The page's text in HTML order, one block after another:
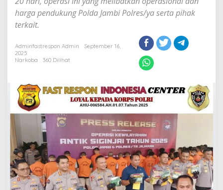
Tercapai
100
247
Orang
harga pendukung Polda Jambi Polres/ya serta pihak
terkait.
Adminfastrespon Admin
September 16,
2025
Narkoba
360 Dilihat